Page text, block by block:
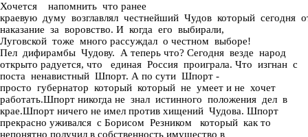
Хочется напомнить что ранее
краевую думу возглавлял честнейший Чудов который сегодня
наказание за воровство. И когда его выбирали,
Луговской тоже много рассуждал о честном выборе!
Пел дифирамбы Чудову. А теперь что? Сегодня везде народ
открыто радуется, что единая Россия проиграла. Что изгнан с
поста ненавистный Шпорт. А по сути Шпорт -
просто губернатор который который не умеет и не хочет
работать.Шпорт никогда не знал истинного положения дел в
крае.Шпорт ничего не имел против хищений Чудова. Шпорт
прекрасно уживался с Борисом Резником который как то
непонятно получил в собственность имущество в